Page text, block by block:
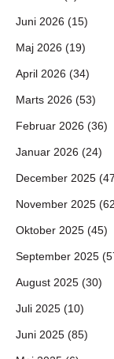
Juni 2026 (15)
Maj 2026 (19)
April 2026 (34)
Marts 2026 (53)
Februar 2026 (36)
Januar 2026 (24)
December 2025
November 2025
Oktober 2025 (45)
September 2025
August 2025 (30)
Juli 2025 (10)
Juni 2025 (85)